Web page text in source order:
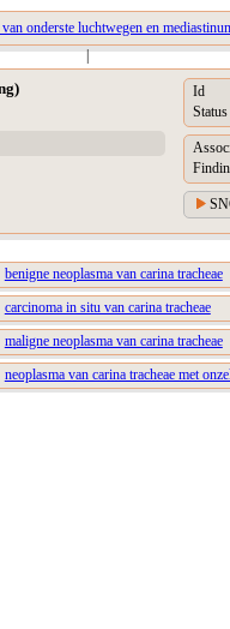
onderste luchtwegen en
|
Id
Status
benigne neoplasma van carina tracheae
carcinoma in situ van carina tracheae
maligne neoplasma van carina tracheae
neoplasma van carina tracheae met